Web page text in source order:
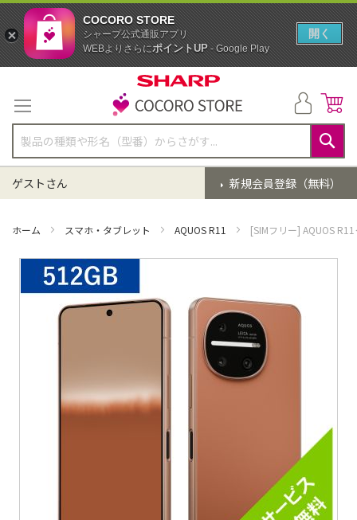
テ
ン
ツ
に
ス
キ
ッ
検
索
新規会員登録（無料）
ゲストさん
ホーム スマホ・タブレット AQUOS R11 [SIMフリー] AQUOS
ー
COCORO STORE
シャープ公式通販アプリ
WEBよりさらにポイントUP- Google Play
開く